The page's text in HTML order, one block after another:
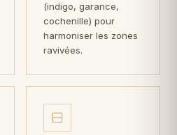
(indigo, garance,
cochenille) pour
harmoniser les zones
ravivées.